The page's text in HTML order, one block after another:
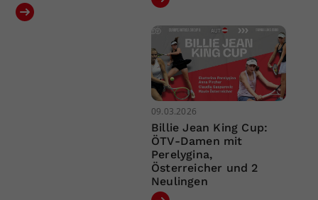
09.03.2026
Billie Jean King Cup:
ÖTV-Damen mit
Perelygina,
Österreicher und 2
Neulingen